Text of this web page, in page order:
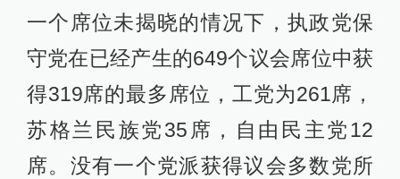
一个席位未揭晓的情况下，执政党保
守党在已经产生的649个议会席位中获
得319席的最多席位，工党为261席，
苏格兰民族党35席，自由民主党12
席。没有一个党派获得议会多数党所